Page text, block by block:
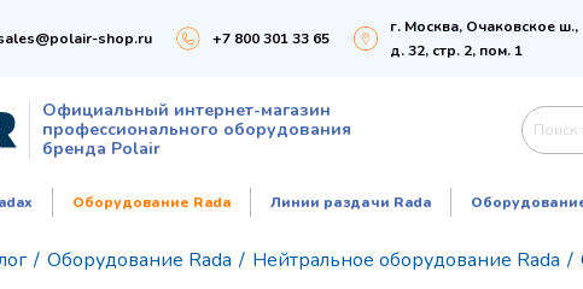
shop.ru +7 800 301 33 65
г. Москва, Очаковское ш.,
д. 32, стр. 2, пом. 1
Официальный интернет-магазин
профессионального оборудования
бренда Polair
Оборудование Rada Линии раздачи Rada
/ Оборудование Rada / Нейтральное оборудование Rada /